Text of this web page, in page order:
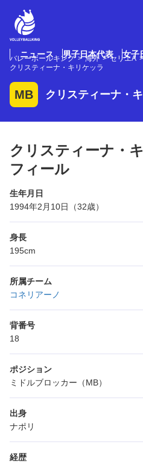
ニュース 男子日本代表 女子
バレーボールキング 海外 セリエA
クリスティーナ・キリケッラ
MB クリスティーナ・
クリスティーナ・
フィール
生年月日
1994年2月10日（32歳）
身長
195cm
所属チーム
コネリアーノ
背番号
18
ポジション
ミドルブロッカー（MB）
出身
ナポリ
経歴